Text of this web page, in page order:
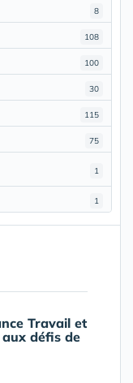
8
108
100
30
115
75
1
1
Travail et
défis de